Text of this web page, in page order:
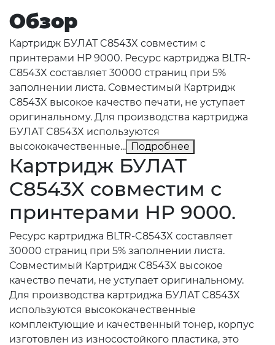
Обзор
Картридж БУЛАТ C8543X совместим с
принтерами HP 9000. Ресурс картриджа BLTR-
C8543X составляет 30000 страниц при 5%
заполнении листа. Совместимый Картридж
C8543X высокое качество печати, не уступает
оригинальному. Для производства картриджа
БУЛАТ C8543X используются
высококачественные... Подробнее
Картридж БУЛАТ
C8543X совместим с
принтерами HP 9000.
Ресурс картриджа BLTR-C8543X составляет
30000 страниц при 5% заполнении листа.
Совместимый Картридж C8543X высокое
качество печати, не уступает оригинальному.
Для производства картриджа БУЛАТ C8543X
используются высококачественные
комплектующие и качественный тонер, корпус
изготовлен из износостойкого пластика, это